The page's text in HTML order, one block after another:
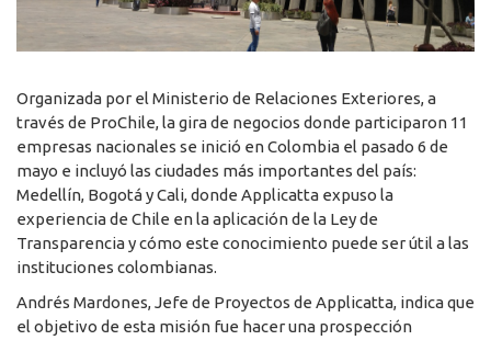
Organizada por el Ministerio de Relaciones Exteriores, a
través de ProChile, la gira de negocios donde participaron 11
empresas nacionales se inició en Colombia el pasado 6 de
mayo e incluyó las ciudades más importantes del país:
Medellín, Bogotá y Cali, donde Applicatta expuso la
experiencia de Chile en la aplicación de la Ley de
Transparencia y cómo este conocimiento puede ser útil a las
instituciones colombianas.
Andrés Mardones, Jefe de Proyectos de Applicatta, indica que
el objetivo de esta misión fue hacer una prospección